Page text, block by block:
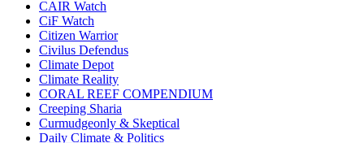
CAIR Watch
CiF Watch
Citizen Warrior
Civilus Defendus
Climate Depot
Climate Reality
CORAL REEF COMPENDIUM
Creeping Sharia
Curmudgeonly & Skeptical
Daily Climate & Politics